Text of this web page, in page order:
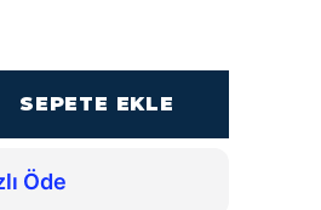
SEPETE EKLE